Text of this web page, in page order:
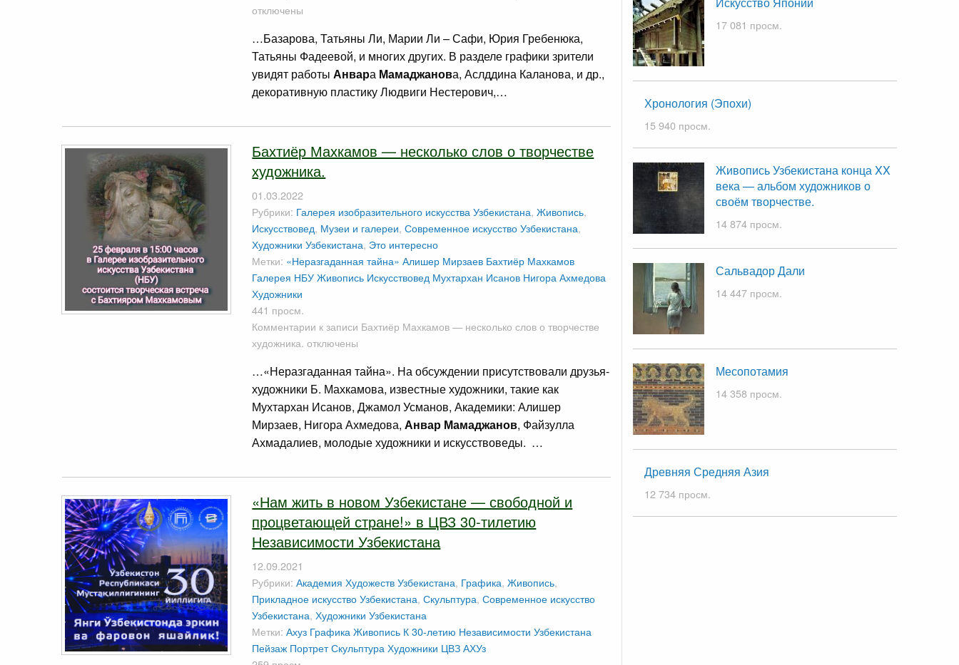
отключены
…Базарова, Татьяны Ли, Марии Ли – Сафи, Юрия Гребенюка,
Татьяны Фадеевой, и многих других. В разделе графики зрители
увидят работыАнвара Мамаджанова, Аслддина Каланова, и др.,
декоративную пластику Людвиги Нестерович,…
Бахтиёр Махкамов — несколько слов о творчестве
художника.
01.03.2022
Рубрики: Галерея изобразительного искусства Узбекистана,Живопись,
Искусствовед, Музеи и галереи,Современное искусство Узбекистана,
Художники Узбекистана, Это интересно
Метки: «Неразгаданная тайна» Алишер Мирзаев Бахтиёр Махкамов
Галерея НБУ Живопись Искусствовед Мухтархан Исанов Нигора Ахмедова
Художники
441 просм.
Комментарии к записи Бахтиёр Махкамов — несколько слов о творчестве
художника. отключены
…«Неразгаданная тайна». На обсуждении присутствовали друзья-
художники Б. Махкамова, известные художники, такие как
Мухтархан Исанов, Джамол Усманов, Академики: Алишер
Мирзаев, Нигора Ахмедова,Анвар Мамаджанов, Файзулла
Ахмадалиев, молодые художники и искусствоведы. …
«Нам жить в новом Узбекистане — свободной и
процветающей стране!» в ЦВЗ 30-тилетию
Независимости Узбекистана
12.09.2021
Рубрики:Академия Художеств Узбекистана, Графика,Живопись,
Прикладное искусство Узбекистана,Скульптура,Современное искусство
Узбекистана,Художники Узбекистана
Метки:Ахуз Графика Живопись К 30-летию Независимости Узбекистана
Пейзаж ПортретСкульптура Художники ЦВЗ АХУз
17 081 просм.
Хронология (Эпохи)
15 940 просм.
Живопись Узбекистана конца XX
века — альбом художников о
своём творчестве.
14 874 просм.
Сальвадор Дали
14 447 просм.
Месопотамия
14 358 просм.
Древняя Средняя Азия
12 734 просм.